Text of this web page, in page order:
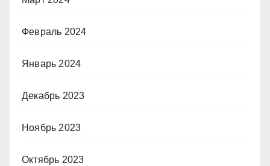
Февраль 2024
Январь 2024
Декабрь 2023
Ноябрь 2023
Октябрь 2023